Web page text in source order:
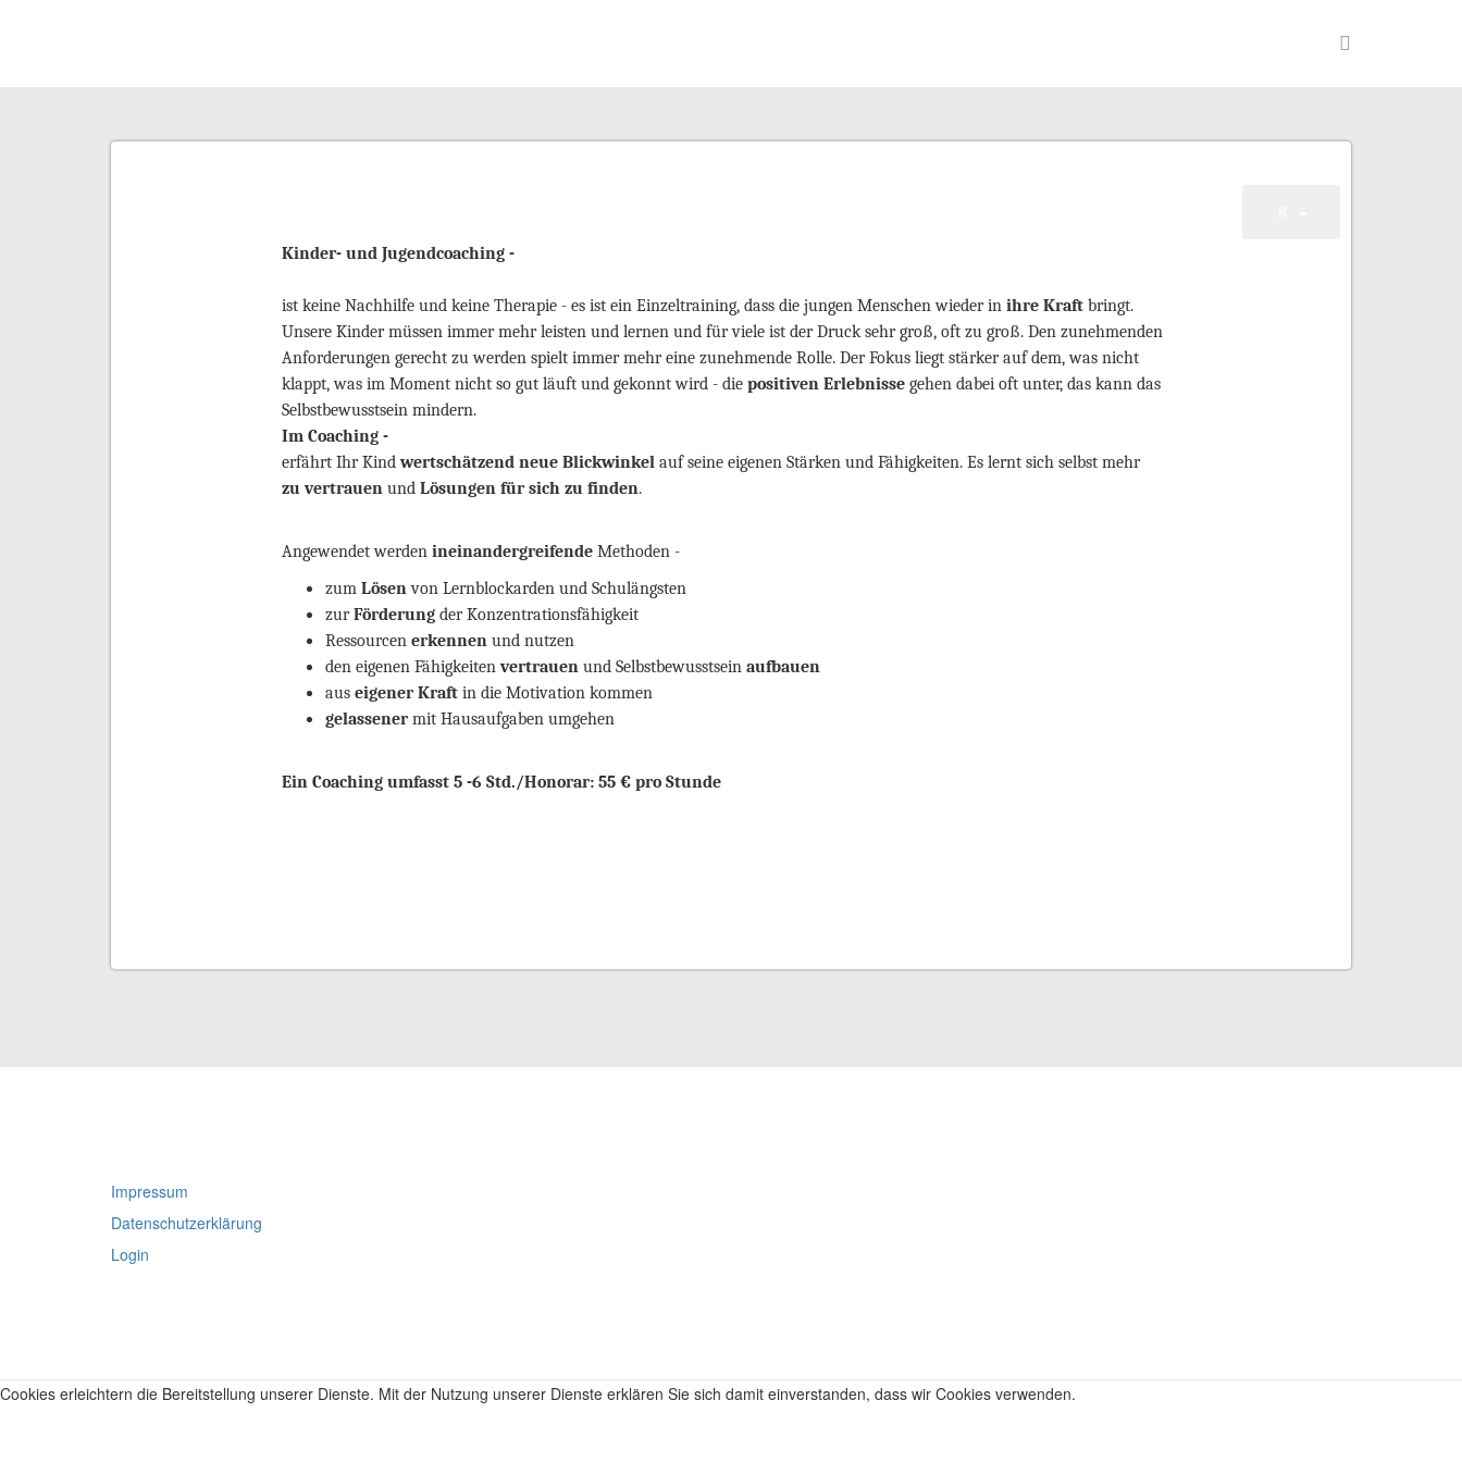
Kinder- und Jugendcoaching -
ist keine Nachhilfe und keine Therapie - es ist ein Einzeltraining, dass die jungen Menschen wieder in ihre Kraft bringt.
Unsere Kinder müssen immer mehr leisten und lernen und für viele ist der Druck sehr groß, oft zu groß. Den zunehmenden
Anforderungen gerecht zu werden spielt immer mehr eine zunehmende Rolle. Der Fokus liegt stärker auf dem, was nicht
klappt, was im Moment nicht so gut läuft und gekonnt wird - die positiven Erlebnisse gehen dabei oft unter, das kann das
Selbstbewusstsein mindern.
Im Coaching -
erfährt Ihr Kindwertschätzend neue Blickwinkel auf seine eigenen Stärken und Fähigkeiten. Es lernt sich selbst mehr
zu vertrauen und Lösungen für sich zu finden.
Angewendet werden ineinandergreifende Methoden -
zum Lösenvon Lernblockarden und Schulängsten
zurFörderung der Konzentrationsfähigkeit
Ressourcen erkennen und nutzen
den eigenen Fähigkeitenvertrauen und Selbstbewusstsein aufbauen
aus eigener Kraft in die Motivation kommen
gelassenermit Hausaufgaben umgehen
Ein Coaching umfasst 5 -6 Std./Honorar: 55 € pro Stunde
Impressum
Datenschutzerklärung
Login
Cookies erleichtern die Bereitstellung unserer Dienste. Mit der Nutzung unserer Dienste erklären Sie sich damit einverstanden, dass wir Cookies verwenden.